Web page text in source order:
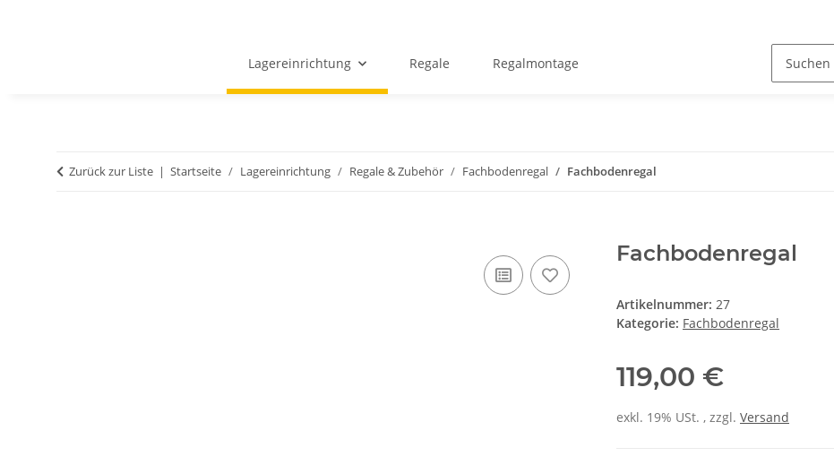
Lagereinrichtung Regale Regalmontage
Zurück zur Liste Startseite Lagereinrichtung Regale & Zubehör Fachbodenregal Fachbodenregal
Fachbodenregal
Artikelnummer: 27
Kategorie: Fachbodenregal
119,00 €
exkl. 19% USt. , zzgl. Versand